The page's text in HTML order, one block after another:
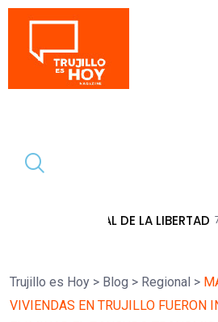
7 de agosto de 2026
Trujillo es Hoy > Blog > Regional >
VIVIENDAS EN TRUJILLO FUERON